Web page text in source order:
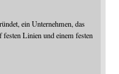
ein Unternehmen, das
Linien und einem festen